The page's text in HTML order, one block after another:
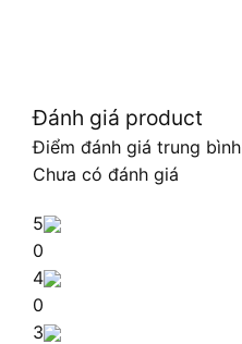
Đánh giá product
Điểm đánh giá trung bình
Chưa có đánh giá
5
0
4
0
3